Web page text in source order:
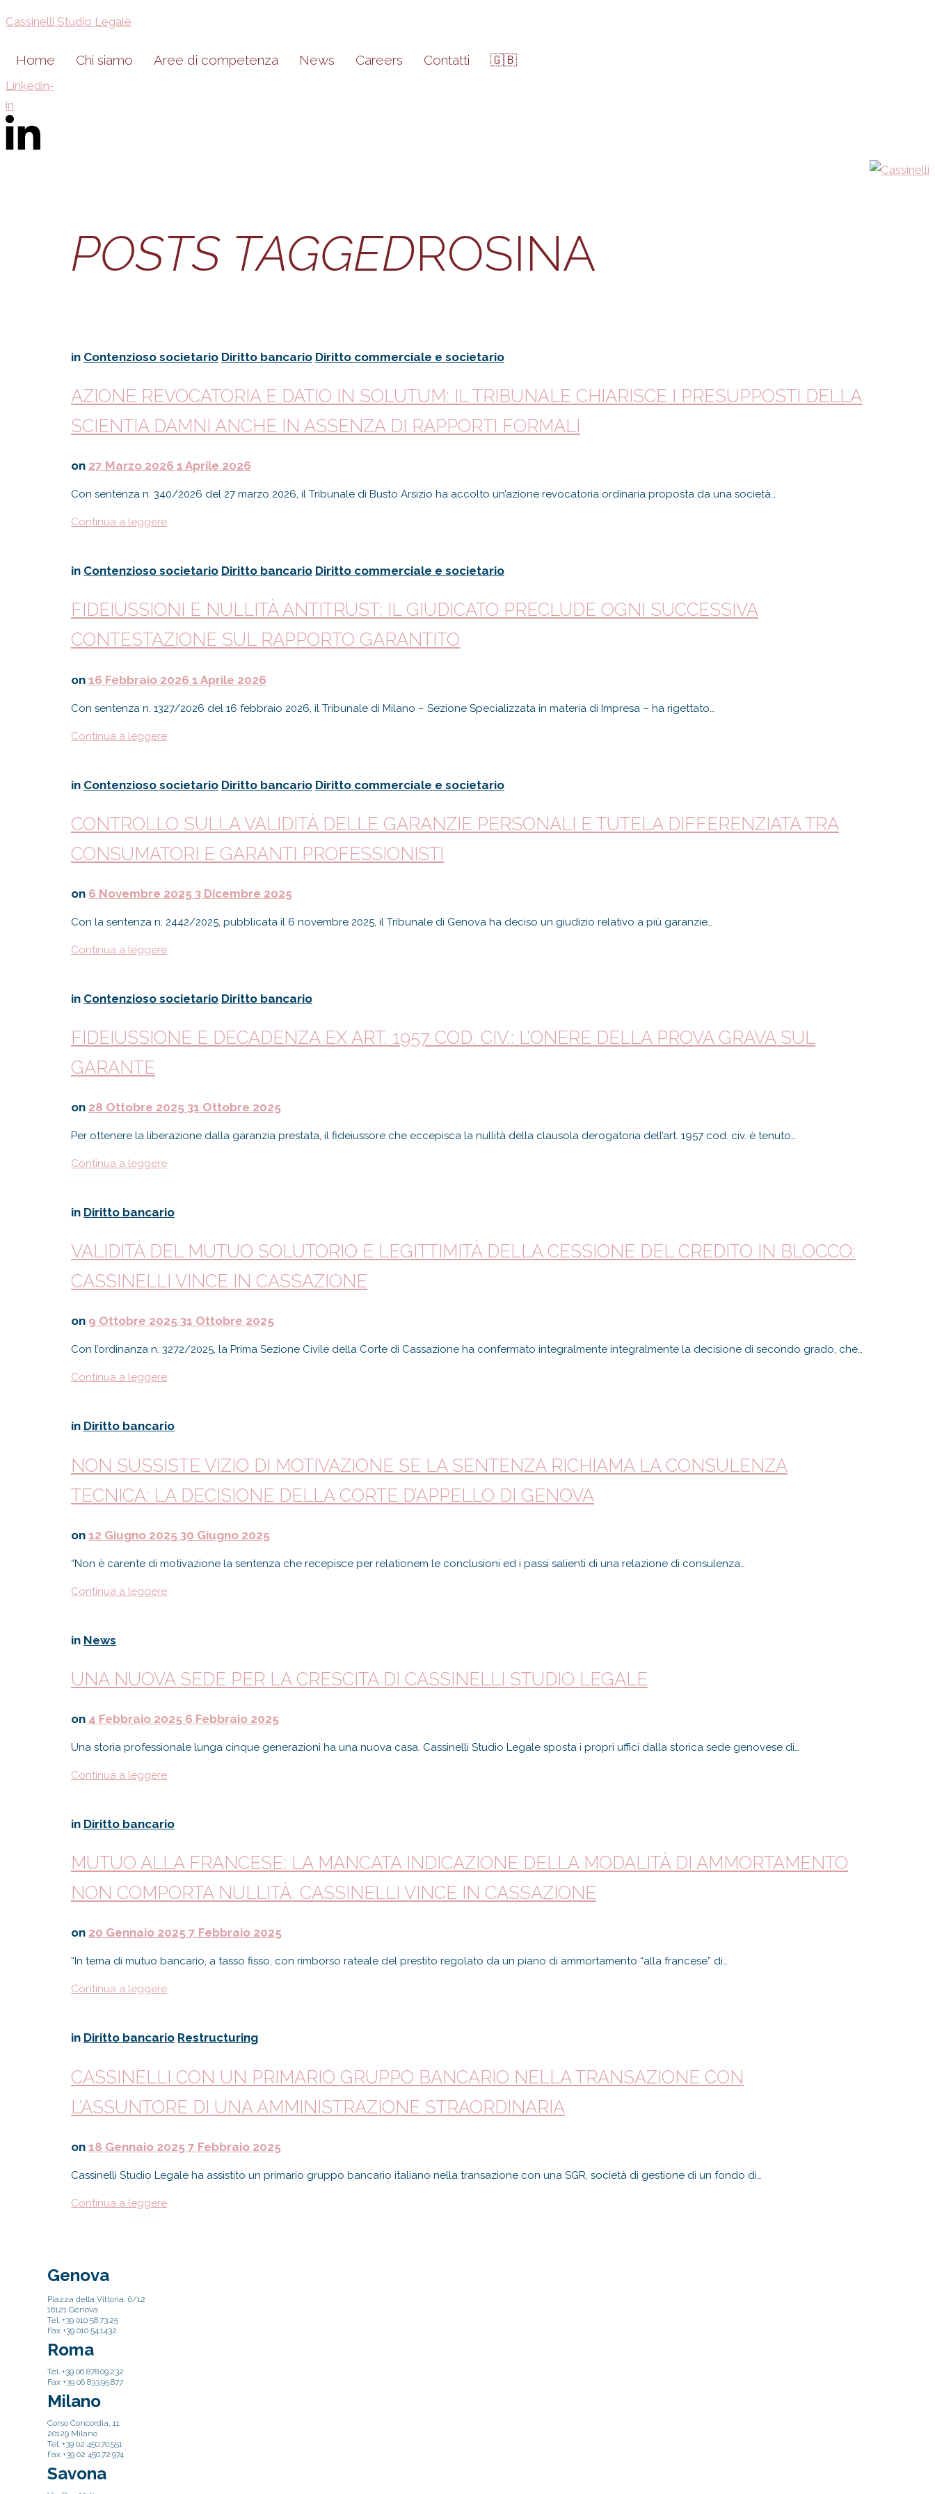
Cassinelli Studio Legale
Home Chi siamo Aree di competenza News Careers Contatti 🇬🇧
Linkedin-
in
POSTS TAGGEDROSINA
in Contenzioso societario Diritto bancario Diritto commerciale e societario
AZIONE REVOCATORIA E DATIO IN SOLUTUM: IL TRIBUNALE CHIARISCE I PRESUPPOSTI DELLA
SCIENTIA DAMNI ANCHE IN ASSENZA DI RAPPORTI FORMALI
on 27 Marzo 2026 1 Aprile 2026
Con sentenza n. 340/2026 del 27 marzo 2026, il Tribunale di Busto Arsizio ha accolto un’azione revocatoria ordinaria proposta da una società…
Continua a leggere
in Contenzioso societario Diritto bancario Diritto commerciale e societario
FIDEIUSSIONI E NULLITÀ ANTITRUST: IL GIUDICATO PRECLUDE OGNI SUCCESSIVA
CONTESTAZIONE SUL RAPPORTO GARANTITO
on 16 Febbraio 2026 1 Aprile 2026
Con sentenza n. 1327/2026 del 16 febbraio 2026, il Tribunale di Milano – Sezione Specializzata in materia di Impresa – ha rigettato…
Continua a leggere
in Contenzioso societario Diritto bancario Diritto commerciale e societario
CONTROLLO SULLA VALIDITÀ DELLE GARANZIE PERSONALI E TUTELA DIFFERENZIATA TRA
CONSUMATORI E GARANTI PROFESSIONISTI
on 6 Novembre 2025 3 Dicembre 2025
Con la sentenza n. 2442/2025, pubblicata il 6 novembre 2025, il Tribunale di Genova ha deciso un giudizio relativo a più garanzie…
Continua a leggere
in Contenzioso societario Diritto bancario
FIDEIUSSIONE E DECADENZA EX ART. 1957 COD. CIV.: L’ONERE DELLA PROVA GRAVA SUL
GARANTE
on 28 Ottobre 2025 31 Ottobre 2025
Per ottenere la liberazione dalla garanzia prestata, il fideiussore che eccepisca la nullità della clausola derogatoria dell’art. 1957 cod. civ. è tenuto…
Continua a leggere
in Diritto bancario
VALIDITÀ DEL MUTUO SOLUTORIO E LEGITTIMITÀ DELLA CESSIONE DEL CREDITO IN BLOCCO:
CASSINELLI VINCE IN CASSAZIONE
on 9 Ottobre 2025 31 Ottobre 2025
Con l’ordinanza n. 3272/2025, la Prima Sezione Civile della Corte di Cassazione ha confermato integralmente integralmente la decisione di secondo grado, che…
Continua a leggere
in Diritto bancario
NON SUSSISTE VIZIO DI MOTIVAZIONE SE LA SENTENZA RICHIAMA LA CONSULENZA
TECNICA: LA DECISIONE DELLA CORTE D’APPELLO DI GENOVA
on 12 Giugno 2025 30 Giugno 2025
“Non è carente di motivazione la sentenza che recepisce per relationem le conclusioni ed i passi salienti di una relazione di consulenza…
Continua a leggere
in News
UNA NUOVA SEDE PER LA CRESCITA DI CASSINELLI STUDIO LEGALE
on 4 Febbraio 2025 6 Febbraio 2025
Una storia professionale lunga cinque generazioni ha una nuova casa. Cassinelli Studio Legale sposta i propri uffici dalla storica sede genovese di…
Continua a leggere
in Diritto bancario
MUTUO ALLA FRANCESE: LA MANCATA INDICAZIONE DELLA MODALITÀ DI AMMORTAMENTO
NON COMPORTA NULLITÀ. CASSINELLI VINCE IN CASSAZIONE
on 20 Gennaio 2025 7 Febbraio 2025
“In tema di mutuo bancario, a tasso fisso, con rimborso rateale del prestito regolato da un piano di ammortamento “alla francese” di…
Continua a leggere
in Diritto bancario Restructuring
CASSINELLI CON UN PRIMARIO GRUPPO BANCARIO NELLA TRANSAZIONE CON
L’ASSUNTORE DI UNA AMMINISTRAZIONE STRAORDINARIA
on 18 Gennaio 2025 7 Febbraio 2025
Cassinelli Studio Legale ha assistito un primario gruppo bancario italiano nella transazione con una SGR, società di gestione di un fondo di…
Continua a leggere
Genova
Piazza della Vittoria, 6/12
16121 Genova
Tel. +39 010 58.73.25
Fax +39 010 54.1432
Roma
Tel. +39 06 878.09.232
Fax +39 06 833.95.877
Milano
Corso Concordia, 11
20129 Milano
Tel. +39 02 450.70.551
Fax +39 02 450.72.974
Savona